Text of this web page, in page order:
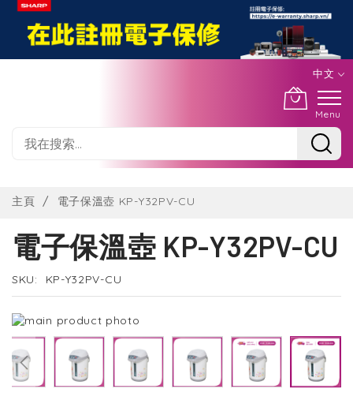
中文
Menu
Content
主頁 電子保溫壺 KP-Y32PV-CU
電子保溫壺 KP-Y32PV-CU
SKU KP-Y32PV-CU
Skip
to
the
end
of